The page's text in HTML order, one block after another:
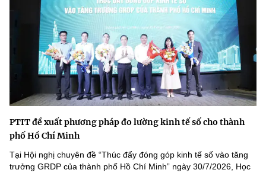
PTIT đề xuất phương pháp đo lường kinh tế số cho thành
phố Hồ Chí Minh
Tại Hội nghị chuyên đề “Thúc đẩy đóng góp kinh tế số vào tăng
trưởng GRDP của thành phố Hồ Chí Minh” ngày 30/7/2026, Học